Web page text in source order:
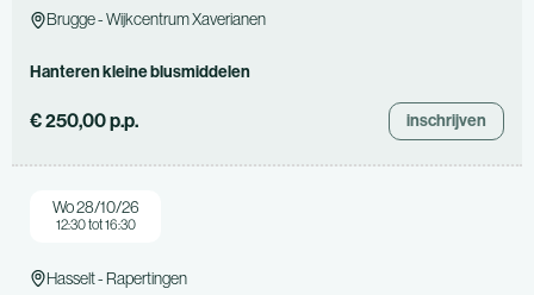
Brugge - Wijkcentrum Xaverianen
Hanteren kleine blusmiddelen
€ 250,00 p.p. inschrijven
Wo 28/10/26
12:30 tot 16:30
Hasselt - Rapertingen